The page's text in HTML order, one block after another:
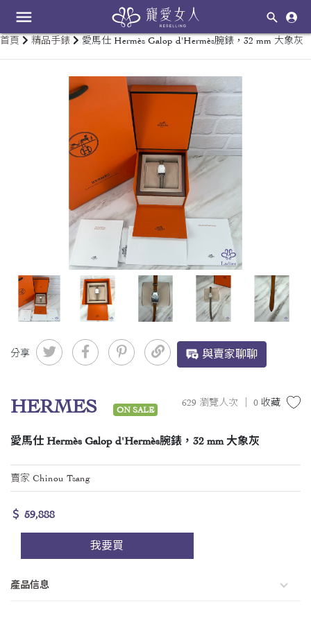
menu
首頁 精品手錶 愛馬仕 Hermès Galop d'Hermès腕錶，32 mm 大象灰
分享 與賣家聊聊
HERMES ON SALE
629 瀏覽人次 ｜ 0 收藏
愛馬仕 Hermès Galop d'Hermès腕錶，32 mm 大象灰
賣家 Chinou Tsang
＄ 59,888
我要買
產品信息